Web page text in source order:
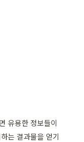
유용한 정보들이
는 결과물을 얻기